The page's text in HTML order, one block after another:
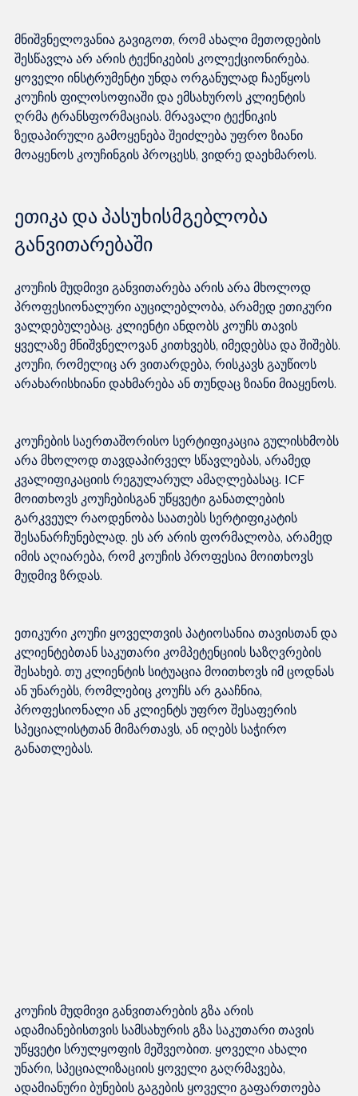
მნიშვნელოვანია გავიგოთ, რომ ახალი მეთოდების
შესწავლა არ არის ტექნიკების კოლექციონირება.
ყოველი ინსტრუმენტი უნდა ორგანულად ჩაეწყოს
კოუჩის ფილოსოფიაში და ემსახუროს კლიენტის
ღრმა ტრანსფორმაციას. მრავალი ტექნიკის
ზედაპირული გამოყენება შეიძლება უფრო ზიანი
ეთიკა და პასუხისმგებლობა
განვითარებაში
კოუჩის მუდმივი განვითარება არის არა მხოლოდ
პროფესიონალური აუცილებლობა, არამედ ეთიკური
ვალდებულებაც. კლიენტი ანდობს კოუჩს თავის
ყველაზე მნიშვნელოვან კითხვებს, იმედებსა და შიშებს.
კოუჩი, რომელიც არ ვითარდება, რისკავს გაუწიოს
კოუჩების საერთაშორისო სერტიფიკაცია გულისხმობს
არა მხოლოდ თავდაპირველ სწავლებას, არამედ
კვალიფიკაციის რეგულარულ ამაღლებასაც. ICF
მოითხოვს კოუჩებისგან უწყვეტი განათლების
გარკვეულ რაოდენობა საათებს სერტიფიკატის
შესანარჩუნებლად. ეს არ არის ფორმალობა, არამედ
იმის აღიარება, რომ კოუჩის პროფესია მოითხოვს
ეთიკური კოუჩი ყოველთვის პატიოსანია თავისთან და
კლიენტებთან საკუთარი კომპეტენციის საზღვრების
შესახებ. თუ კლიენტის სიტუაცია მოითხოვს იმ ცოდნას
ან უნარებს, რომლებიც კოუჩს არ გააჩნია,
პროფესიონალი ან კლიენტს უფრო შესაფერის
სპეციალისტთან მიმართავს, ან იღებს საჭირო
კოუჩის მუდმივი განვითარების გზა არის
ადამიანებისთვის სამსახურის გზა საკუთარი თავის
უწყვეტი სრულყოფის მეშვეობით. ყოველი ახალი
უნარი, სპეციალიზაციის ყოველი გაღრმავება,
ადამიანური ბუნების გაგების ყოველი გაფართოება